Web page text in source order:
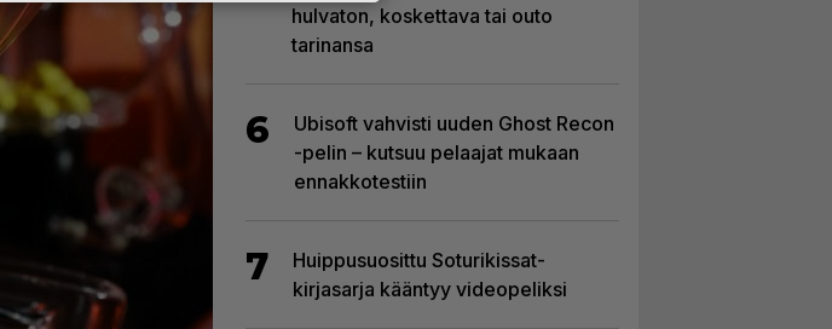
hulvaton, koskettava tai outo
tarinansa
6
Ubisoft vahvisti uuden Ghost Recon
-pelin – kutsuu pelaajat mukaan
ennakkotestiin
7
Huippusuosittu Soturikissat-
kirjasarja kääntyy videopeliksi